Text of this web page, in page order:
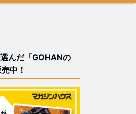
んだ「GOHANの
中！